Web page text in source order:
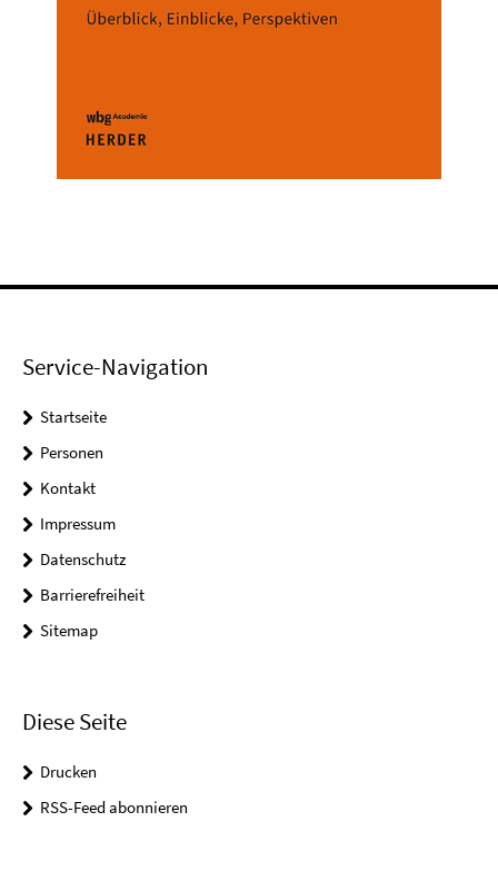
Service-Navigation
Startseite
Personen
Kontakt
Impressum
Datenschutz
Barrierefreiheit
Sitemap
Diese Seite
Drucken
RSS-Feed abonnieren